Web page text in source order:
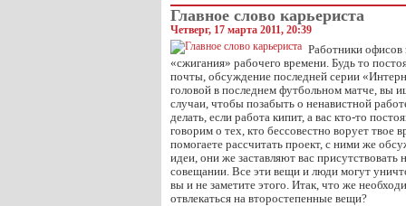
Главное слово карьериста
Четверг, 17 марта 2011, 20:39
Работники
«сжигания» рабочего времени. Будь то
почты, обсуждение последней серии
головой в последнем футбольном матче, вы
случаи, чтобы позабыть о ненавистной
делать, если работа кипит, а вас кто-то
говорим о тех, кто бессовестно ворует твое
помогаете рассчитать проект, с ними же
идеи, они же заставляют вас присутствовать
совещании. Все эти вещи и люди могут
вы и не заметите этого. Итак, что же
отвлекаться на второстепенные вещи?